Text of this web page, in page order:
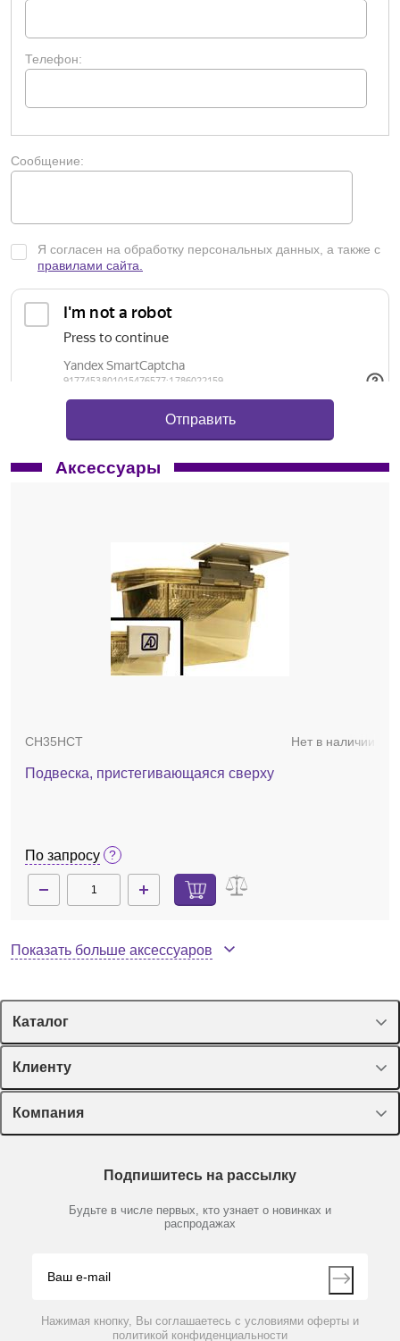
Телефон:
Сообщение:
Я согласен на обработку персональных данных, а также с
правилами сайта.
Аксессуары
CH35HCT Нет в наличии
Подвеска, пристегивающаяся сверху
По запросу
Подвеска с перекладиной
Показать больше аксессуаров
Каталог
Спецпредложения
Оборудование, приборы
Пластик, стекло, принадлежности
Химические реактивы, препараты, наборы
Производители
Клиенту
Лекторий Диаэм
Доставка и оплата
Мобильное приложение
Компания
Партнеры
Контакты
Подпишитесь на рассылку
Будьте в числе первых, кто узнает о новинках и
распродажах
Нажимая кнопку, Вы соглашаетесь с условиями оферты и
политикой конфиденциальности